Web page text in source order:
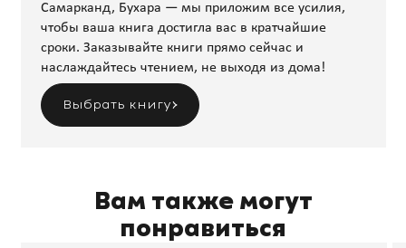
Самарканд, Бухара — мы приложим все усилия,
чтобы ваша книга достигла вас в кратчайшие
сроки. Заказывайте книги прямо сейчас и
наслаждайтесь чтением, не выходя из дома!
Выбрать книгу
Вам также могут
понравиться